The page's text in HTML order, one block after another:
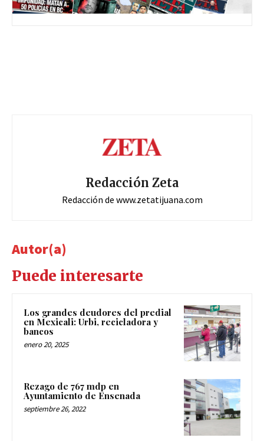
Redacción Zeta
Redacción de www.zetatijuana.com
Autor(a)
Puede interesarte
Los grandes deudores del predial
en Mexicali: Urbi, recicladora y
bancos
enero 20, 2025
Rezago de 767 mdp en
Ayuntamiento de Ensenada
septiembre 26, 2022